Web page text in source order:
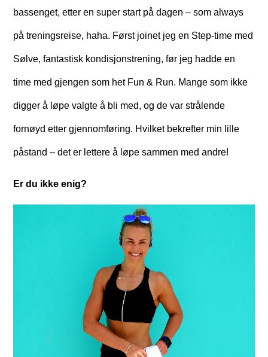
bassenget, etter en super start på dagen – som always
på treningsreise, haha. Først joinet jeg en Step-time med
Sølve, fantastisk kondisjonstrening, før jeg hadde en
time med gjengen som het Fun & Run. Mange som ikke
digger å løpe valgte å bli med, og de var strålende
fornøyd etter gjennomføring. Hvilket bekrefter min lille
påstand – det er lettere å løpe sammen med andre!
Er du ikke enig?